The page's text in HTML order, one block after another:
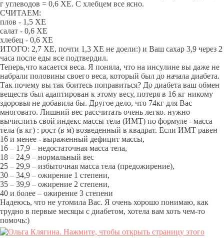
г углеводов = 0,6 ХЕ. С хлебцем все ясно.
СЧИТАЕМ:
плов - 1,5 ХЕ
салат - 0,6 ХЕ
хлебец - 0,6 ХЕ
ИТОГО: 2,7 ХЕ, почти 1,3 ХЕ не доели:) и Ваш сахар 3,9 через 2
часа после еды все подтвердил.
Теперь,что касается веса. Я поняла, что на инсулине вы даже не
набрали половины своего веса, который был до начала диабета.
Так почему вы так боитесь поправиться? До диабета ваш обмен
веществ был адаптирован к этому весу, потеря в 16 кг никому
здоровья не добавила бы. Другое дело, что 74кг для Вас
многовато. Лишний вес рассчитать очень легко. нужно
вычислить свой индекс массы тела (ИМТ) по формуле - масса
тела (в кг) : рост (в м) возведенный в квадрат. Если ИМТ равен
16 и менее - выраженный дефицит массы,
16 – 17,9 – недостаточная масса тела,
18 – 24,9 – нормальный вес
25 – 29,9 – избыточная масса тела (предожирение),
30 – 34,9 – ожирение 1 степени,
35 – 39,9 – ожирение 2 степени,
40 и более – ожирение 3 степени
Надеюсь, что не утомила Вас. Я очень хорошо понимаю, как
трудно в первые месяцы с диабетом, хотела вам хоть чем-то
помочь:)